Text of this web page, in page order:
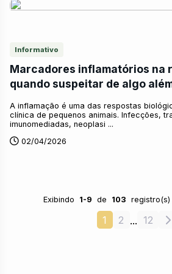
Informativo
Marcadores inflamatórios na
quando suspeitar de algo
A inflamação é uma das respostas
clínica de pequenos animais. Infecções,
imunomediadas, neoplasi ...
02/04/2026
Exibindo 1-9 de 103 registro(s)
1 2 ... 12